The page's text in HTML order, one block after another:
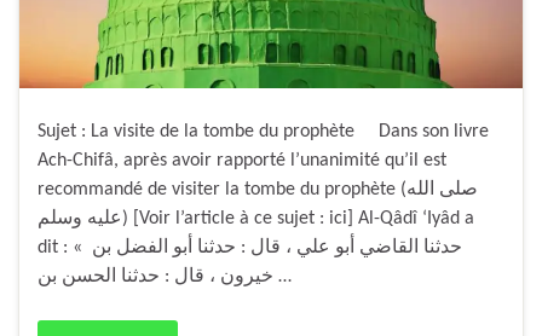
Sujet : La visite de la tombe du prophète Dans son livre
Ach-Chifâ, après avoir rapporté l’unanimité qu’il est
recommandé de visiter la tombe du prophète (صلى الله
عليه وسلم) [Voir l’article à ce sujet : ici] Al-Qâdî ‘Iyâd a
dit : « حدثنا القاضي أبو علي ، قال : حدثنا أبو الفضل بن
خيرون ، قال : حدثنا الحسن بن …